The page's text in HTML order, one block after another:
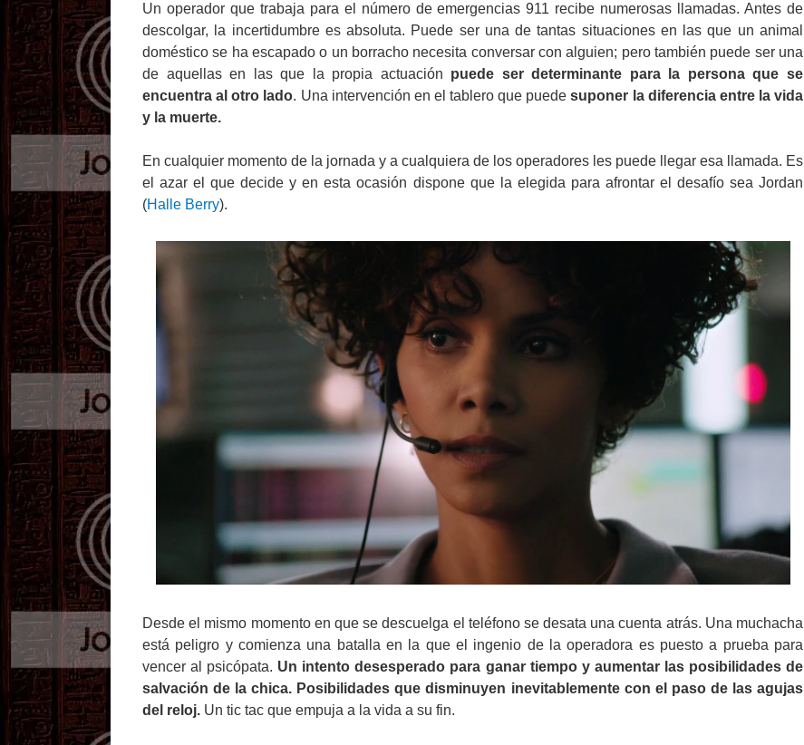
Un operador que trabaja para el número de emergencias 911 recibe numerosas llamadas. Antes de
descolgar, la incertidumbre es absoluta. Puede ser una de tantas situaciones en las que un animal
doméstico se ha escapado o un borracho necesita conversar con alguien; pero también puede ser una
de aquellas en las que la propia actuación puede ser determinante para la persona que se
encuentra al otro lado. Una intervención en el tablero que puedesuponer la diferencia entre la vida
y la muerte.
En cualquier momento de la jornada y a cualquiera de los operadores les puede llegar esa llamada. Es
el azar el que decide y en esta ocasión dispone que la elegida para afrontar el desafío sea Jordan
(Halle Berry).
Desde el mismo momento en que se descuelga el teléfono se desata una cuenta atrás. Una muchacha
está peligro y comienza una batalla en la que el ingenio de la operadora es puesto a prueba para
vencer al psicópata. Un intento desesperado para ganar tiempo y aumentar las posibilidades de
salvación de la chica. Posibilidades que disminuyen inevitablemente con el paso de las agujas
del reloj. Un tic tac que empuja a la vida a su fin.